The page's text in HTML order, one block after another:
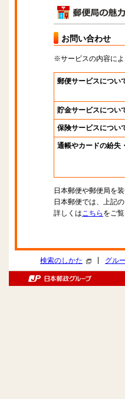
お問い合わせ
※サービスの内容に
郵便サービスについ
貯金サービスについ
保険サービスについ
通帳やカードの紛失
日本郵便や郵便局を
日本郵便では、上記
詳しくはこちら をご覧
検索のしかた グル